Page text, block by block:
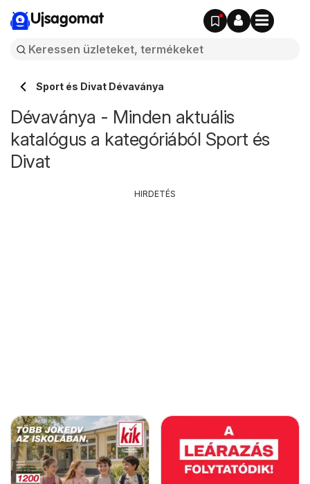
Ujsagomat
Sport és Divat Dévaványa
Dévaványa - Minden aktuális
katalógus a kategóriából Sport és
Divat
HIRDETÉS